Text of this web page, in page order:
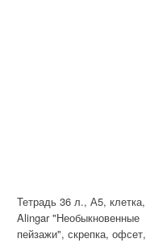
Тетрадь 36 л., А5, клетка,
Alingar "Необыкновенные
пейзажи", скрепка, офсет,